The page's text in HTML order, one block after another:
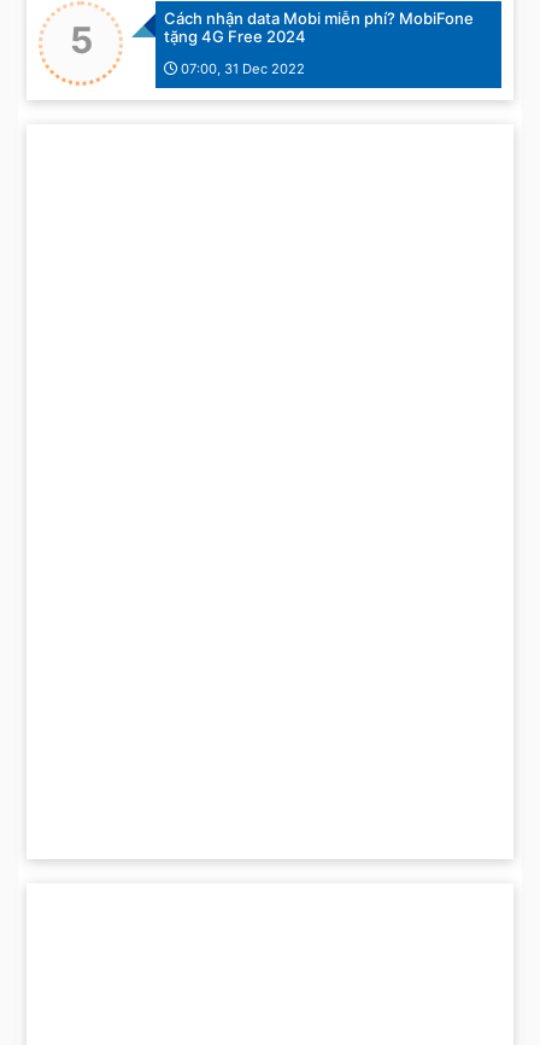
5
Cách nhận data Mobi miễn phí? MobiFone
tặng 4G Free 2024
07:00, 31 Dec 2022